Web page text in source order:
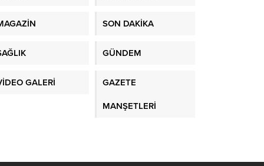
SON DAKİKA
GÜNDEM
GALERİ GAZETE
MANŞETLERİ